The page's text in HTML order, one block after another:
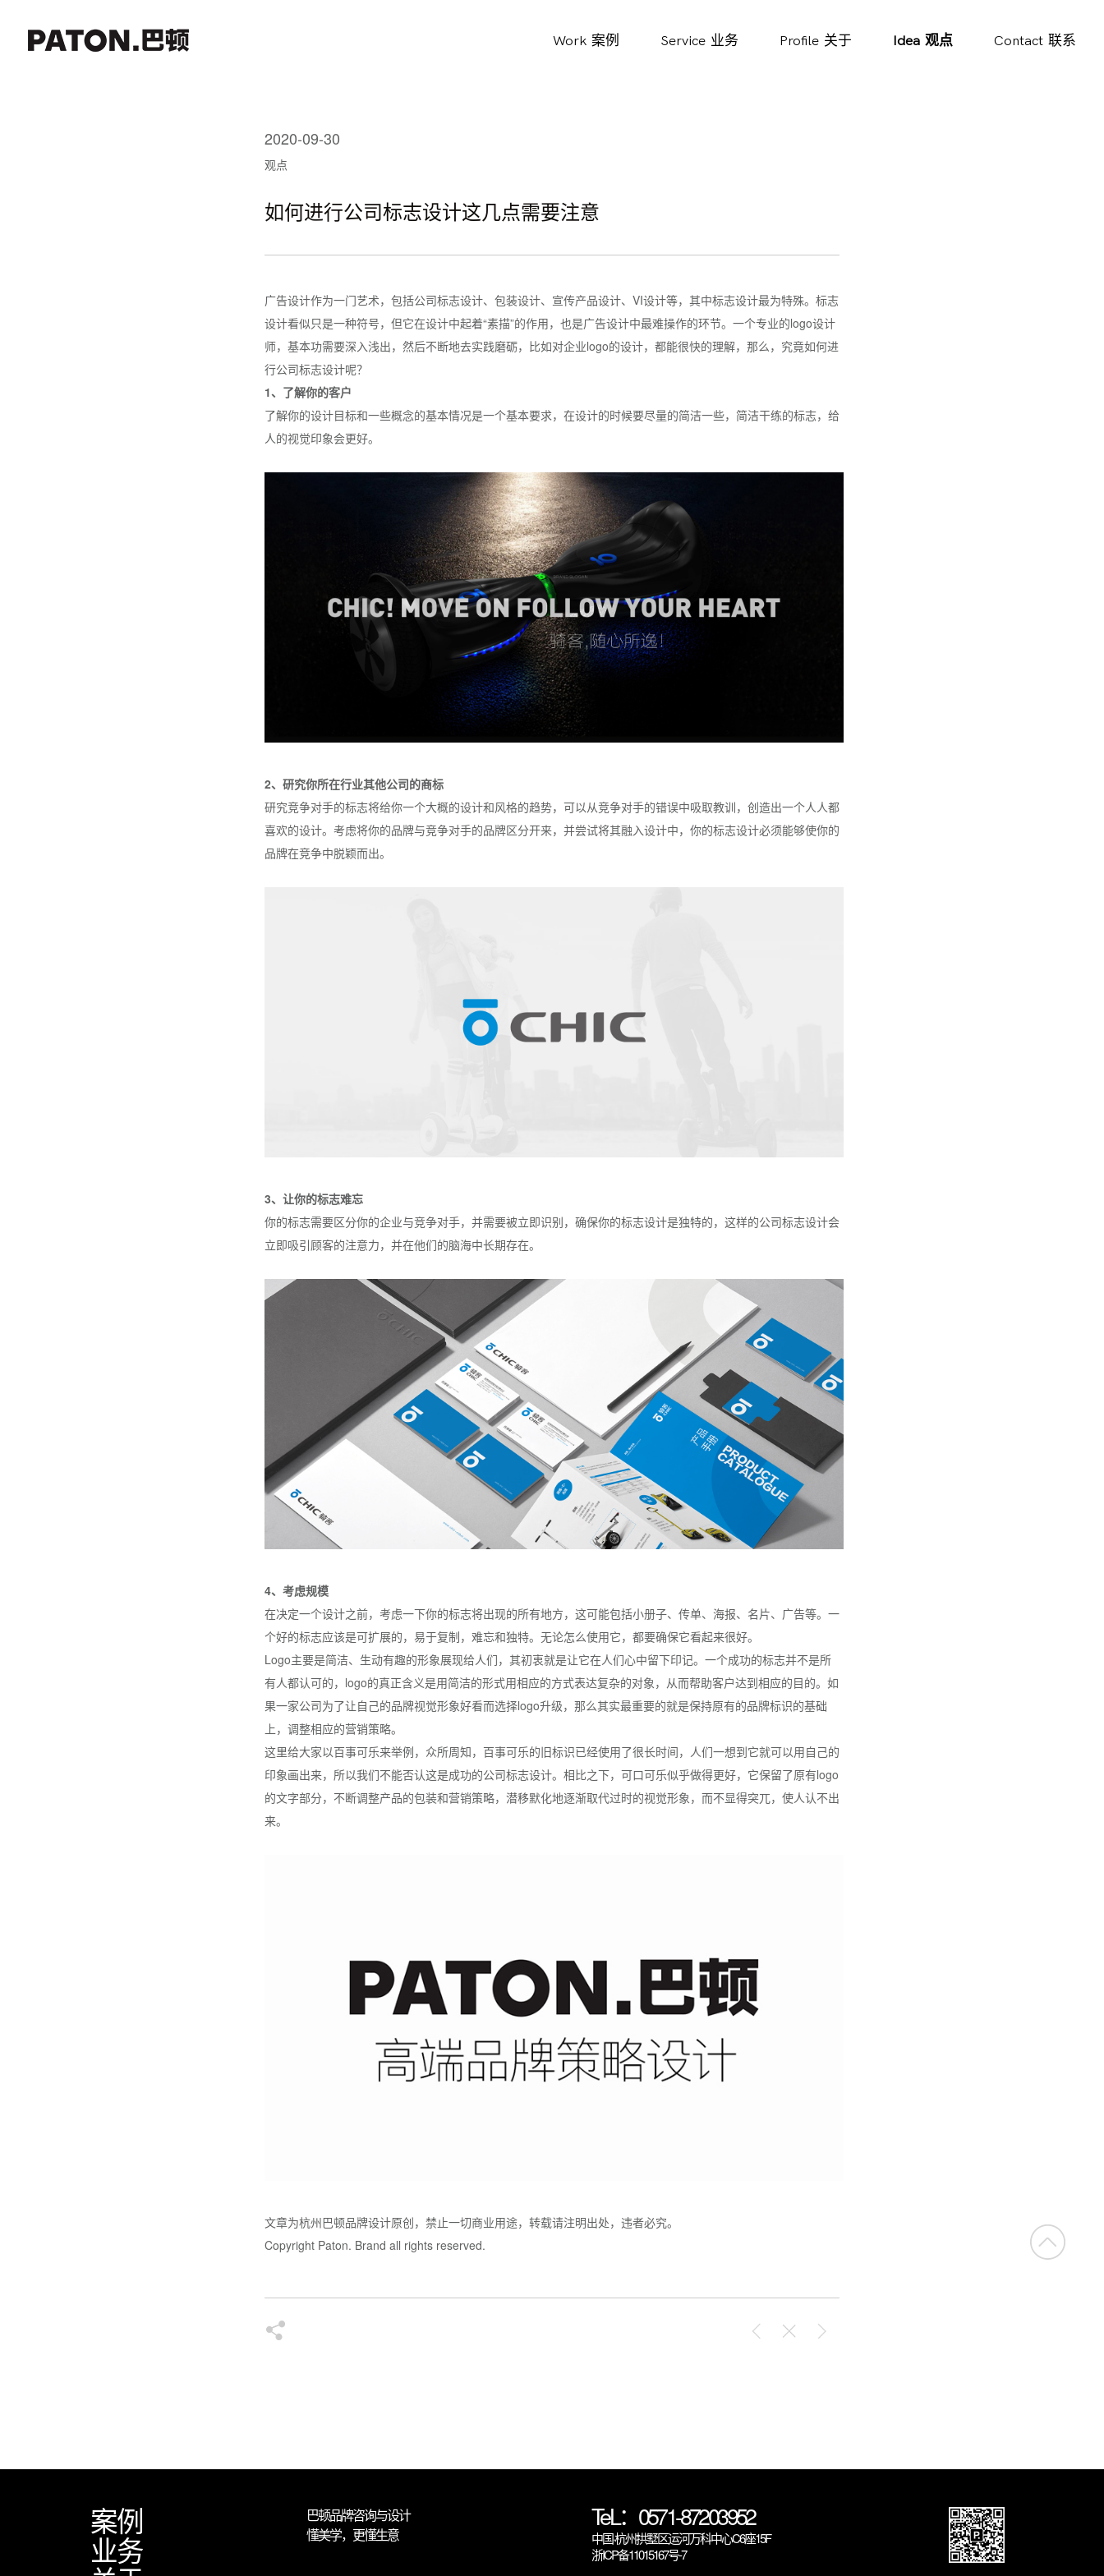
Work 案例 Service 业务 Profile 关于 Idea 观点 Contact 联系
2020-09-30
观点
如何进行公司标志设计这几点需要注意
广告设计作为一门艺术，包括公司标志设计、包装设计、宣传产品设计、VI设计等，其中标志设计最为特殊。标志
设计看似只是一种符号，但它在设计中起着“素描”的作用，也是广告设计中最难操作的环节。一个专业的logo设计
师，基本功需要深入浅出，然后不断地去实践磨砺，比如对企业logo的设计，都能很快的理解，那么，究竟如何进
行公司标志设计呢？
1、了解你的客户
了解你的设计目标和一些概念的基本情况是一个基本要求，在设计的时候要尽量的简洁一些，简洁干练的标志，给
人的视觉印象会更好。
2、研究你所在行业其他公司的商标
研究竞争对手的标志将给你一个大概的设计和风格的趋势，可以从竞争对手的错误中吸取教训，创造出一个人人都
喜欢的设计。考虑将你的品牌与竞争对手的品牌区分开来，并尝试将其融入设计中，你的标志设计必须能够使你的
品牌在竞争中脱颖而出。
3、让你的标志难忘
你的标志需要区分你的企业与竞争对手，并需要被立即识别，确保你的标志设计是独特的，这样的公司标志设计会
立即吸引顾客的注意力，并在他们的脑海中长期存在。
4、考虑规模
在决定一个设计之前，考虑一下你的标志将出现的所有地方，这可能包括小册子、传单、海报、名片、广告等。一
个好的标志应该是可扩展的，易于复制，难忘和独特。无论怎么使用它，都要确保它看起来很好。
Logo主要是简洁、生动有趣的形象展现给人们，其初衷就是让它在人们心中留下印记。一个成功的标志并不是所
有人都认可的，logo的真正含义是用简洁的形式用相应的方式表达复杂的对象，从而帮助客户达到相应的目的。如
果一家公司为了让自己的品牌视觉形象好看而选择logo升级，那么其实最重要的就是保持原有的品牌标识的基础
上，调整相应的营销策略。
这里给大家以百事可乐来举例，众所周知，百事可乐的旧标识已经使用了很长时间，人们一想到它就可以用自己的
印象画出来，所以我们不能否认这是成功的公司标志设计。相比之下，可口可乐似乎做得更好，它保留了原有logo
的文字部分，不断调整产品的包装和营销策略，潜移默化地逐渐取代过时的视觉形象，而不显得突兀，使人认不出
来。
文章为杭州巴顿品牌设计原创，禁止一切商业用途，转载请注明出处，违者必究。
Copyright Paton. Brand all rights reserved.
案例
业务
巴顿品牌咨询与设计
懂美学，更懂生意
TeL：0571-87203952
中国·杭州拱墅区运河万科中心C6座15F
浙ICP备11015167号-7